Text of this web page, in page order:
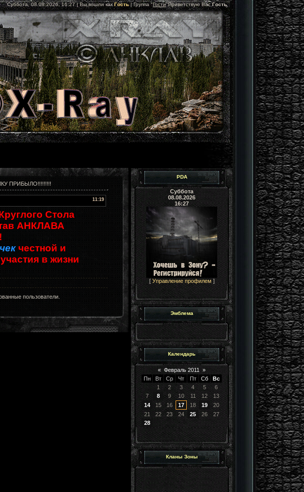
Суббота, 08.08.2026, 16:27 |Вы вошли как Гость|Группа"Гости"Приветствую Вас Гость
ПРИБЫЛО!!!!!!!!!
11:19
Стола
АНКЛАВА
честной и
в жизни
пользователи.
PDA
Суббота
08.08.2026
16:27
[ Управление профилем]
Эмблема
Календарь
« Февраль 2011 »
Пн
Вт Ср Чт Пт Сб
Вс
1
2 3 4 5
6
7
8 9 10 11 12
13
14
15 16 17 18 19
20
21
22 23 24 25 26
27
28
Кланы Зоны